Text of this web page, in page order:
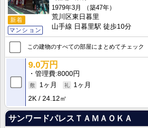
新着
マンション
1979年3月
（築47年）
荒川区東日暮里
山手線 日暮里駅 徒歩10分
この建物のすべての部屋にまとめてチェック
9.0万円
管理費 8000円
1ヶ月
1ヶ月
2K
24.12㎡
サンワードパレスＴＡＭＡＯＫＡ